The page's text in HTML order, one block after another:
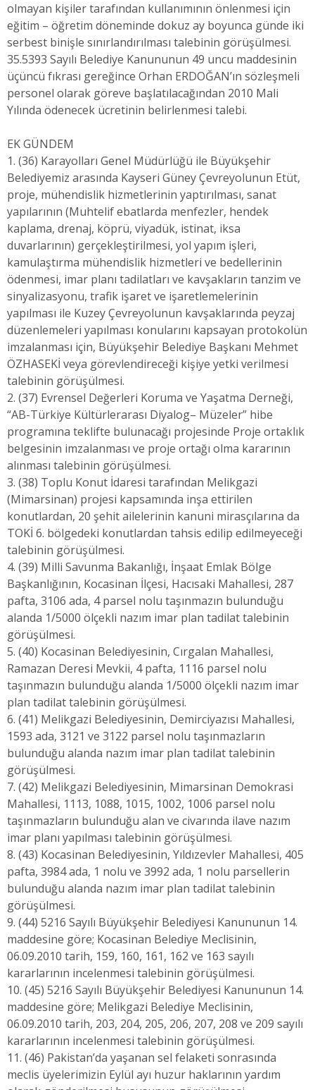
olmayan kişiler tarafından kullanımının önlenmesi için
eğitim – öğretim döneminde dokuz ay boyunca günde iki
serbest binişle sınırlandırılması talebinin görüşülmesi.
35.5393 Sayılı Belediye Kanununun 49 uncu maddesinin
üçüncü fıkrası gereğince Orhan ERDOĞAN’ın sözleşmeli
personel olarak göreve başlatılacağından 2010 Mali
Yılında ödenecek ücretinin belirlenmesi talebi.
EK GÜNDEM
1. (36) Karayolları Genel Müdürlüğü ile Büyükşehir
Belediyemiz arasında Kayseri Güney Çevreyolunun Etüt,
proje, mühendislik hizmetlerinin yaptırılması, sanat
yapılarının (Muhtelif ebatlarda menfezler, hendek
kaplama, drenaj, köprü, viyadük, istinat, iksa
duvarlarının) gerçekleştirilmesi, yol yapım işleri,
kamulaştırma mühendislik hizmetleri ve bedellerinin
ödenmesi, imar planı tadilatları ve kavşakların tanzim ve
sinyalizasyonu, trafik işaret ve işaretlemelerinin
yapılması ile Kuzey Çevreyolunun kavşaklarında peyzaj
düzenlemeleri yapılması konularını kapsayan protokolün
imzalanması için, Büyükşehir Belediye Başkanı Mehmet
ÖZHASEKİ veya görevlendireceği kişiye yetki verilmesi
talebinin görüşülmesi.
2. (37) Evrensel Değerleri Koruma ve Yaşatma Derneği,
“AB-Türkiye Kültürlerarası Diyalog– Müzeler” hibe
programına teklifte bulunacağı projesinde Proje ortaklık
belgesinin imzalanması ve proje ortağı olma kararının
alınması talebinin görüşülmesi.
3. (38) Toplu Konut İdaresi tarafından Melikgazi
(Mimarsinan) projesi kapsamında inşa ettirilen
konutlardan, 20 şehit ailelerinin kanuni mirasçılarına da
TOKİ 6. bölgedeki konutlardan tahsis edilip edilmeyeceği
talebinin görüşülmesi.
4. (39) Milli Savunma Bakanlığı, İnşaat Emlak Bölge
Başkanlığının, Kocasinan İlçesi, Hacısaki Mahallesi, 287
pafta, 3106 ada, 4 parsel nolu taşınmazın bulunduğu
alanda 1/5000 ölçekli nazım imar plan tadilat talebinin
görüşülmesi.
5. (40) Kocasinan Belediyesinin, Cırgalan Mahallesi,
Ramazan Deresi Mevkii, 4 pafta, 1116 parsel nolu
taşınmazın bulunduğu alanda 1/5000 ölçekli nazım imar
plan tadilat talebinin görüşülmesi.
6. (41) Melikgazi Belediyesinin, Demirciyazısı Mahallesi,
1593 ada, 3121 ve 3122 parsel nolu taşınmazların
bulunduğu alanda nazım imar plan tadilat talebinin
görüşülmesi.
7. (42) Melikgazi Belediyesinin, Mimarsinan Demokrasi
Mahallesi, 1113, 1088, 1015, 1002, 1006 parsel nolu
taşınmazların bulunduğu alan ve civarında ilave nazım
imar planı yapılması talebinin görüşülmesi.
8. (43) Kocasinan Belediyesinin, Yıldızevler Mahallesi, 405
pafta, 3984 ada, 1 nolu ve 3992 ada, 1 nolu parsellerin
bulunduğu alanda nazım imar plan tadilat talebinin
görüşülmesi.
9. (44) 5216 Sayılı Büyükşehir Belediyesi Kanununun 14.
maddesine göre; Kocasinan Belediye Meclisinin,
06.09.2010 tarih, 159, 160, 161, 162 ve 163 sayılı
kararlarının incelenmesi talebinin görüşülmesi.
10. (45) 5216 Sayılı Büyükşehir Belediyesi Kanununun 14.
maddesine göre; Melikgazi Belediye Meclisinin,
06.09.2010 tarih, 203, 204, 205, 206, 207, 208 ve 209 sayılı
kararlarının incelenmesi talebinin görüşülmesi.
11. (46) Pakistan’da yaşanan sel felaketi sonrasında
meclis üyelerimizin Eylül ayı huzur haklarının yardım